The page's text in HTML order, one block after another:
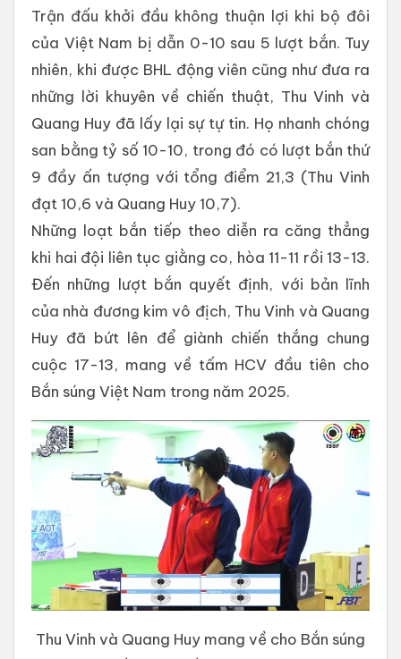
Trận đấu khởi đầu không thuận lợi khi bộ đôi
của Việt Nam bị dẫn 0-10 sau 5 lượt bắn. Tuy
nhiên, khi được BHL động viên cũng như đưa ra
những lời khuyên về chiến thuật, Thu Vinh và
Quang Huy đã lấy lại sự tự tin. Họ nhanh chóng
san bằng tỷ số 10-10, trong đó có lượt bắn thứ
9 đầy ấn tượng với tổng điểm 21,3 (Thu Vinh
đạt 10,6 và Quang Huy 10,7).
Những loạt bắn tiếp theo diễn ra căng thẳng
khi hai đội liên tục giằng co, hòa 11-11 rồi 13-13.
Đến những lượt bắn quyết định, với bản lĩnh
của nhà đương kim vô địch, Thu Vinh và Quang
Huy đã bứt lên để giành chiến thắng chung
cuộc 17-13, mang về tấm HCV đầu tiên cho
Bắn súng Việt Nam trong năm 2025.
Thu Vinh và Quang Huy mang về cho Bắn súng